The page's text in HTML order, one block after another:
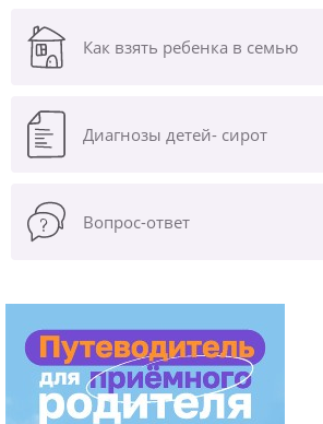
Как взять ребенка в семью
Диагнозы детей- сирот
Вопрос-ответ